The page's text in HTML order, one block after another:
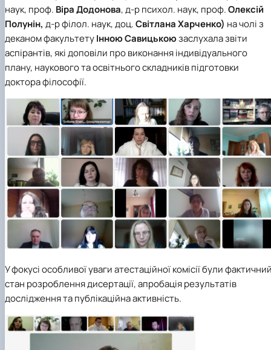
наук, проф. Віра Додонова, д-р психол. наук, проф.Олексій
Полунін, д-р філол. наук, доц.Світлана Харченко) на чолі з
деканом факультетуІнною Савицькоюзаслухала звіти
аспірантів, які доповіли про виконання індивідуального
плану, наукового та освітнього складників підготовки
доктора філософії.
У фокусі особливої уваги атестаційної комісії були
стан розроблення дисертації, апробація результатів
дослідження та публікаційна активність.